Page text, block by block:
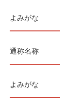
よみがな
通称名称
よみがな